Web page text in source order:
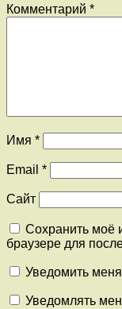
Комментарий *
Имя *
Email *
Сайт
Сохранить моё
браузере для
Уведомить
Уведомлять